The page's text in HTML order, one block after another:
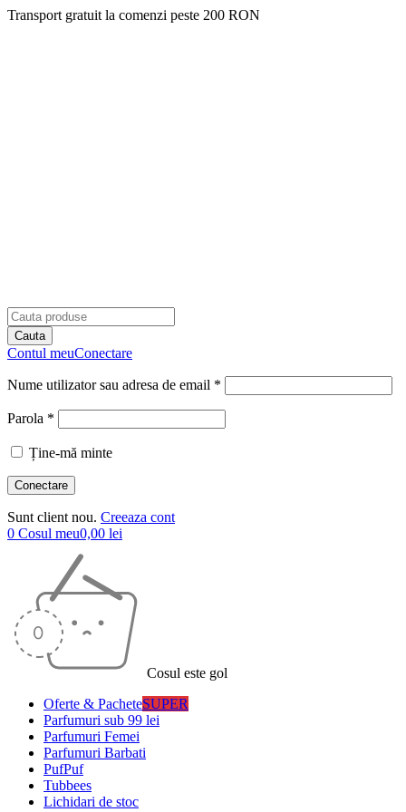
Transport gratuit la comenzi peste 200 RON
Contul meuConectare
Nume utilizator sau adresa de email *
Parola *
Ține-mă minte
Sunt client nou. Creeaza cont
0 Cosul meu0,00 lei
Cosul este gol
Oferte & PacheteSUPER
Parfumuri sub 99 lei
Parfumuri Femei
Parfumuri Barbati
PufPuf
Tubbees
Lichidari de stoc